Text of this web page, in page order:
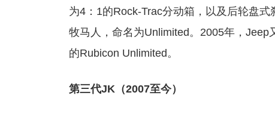
为4：1的Rock-Trac分动箱，以及后轮盘
牧马人，命名为Unlimited。2005年，
的Rubicon Unlimited。
第三代JK（2007至今）